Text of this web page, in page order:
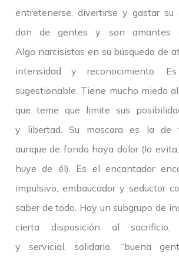
entretenerse, divertirse y gastar su
don de gentes y son amantes
Algo narcisistas en su búsqueda de
intensidad y reconocimiento.
sugestionable. Tiene mucho miedo
que teme que limite sus
y libertad. Su mascara es la de
aunque de fondo haya dolor (lo
huye de él). Es el encantador
impulsivo, embaucador y seductor
saber de todo. Hay un subgrupo de
cierta disposición al sacrificio,
y servicial, solidario, “buena